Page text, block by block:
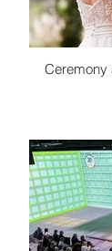
Ceremony